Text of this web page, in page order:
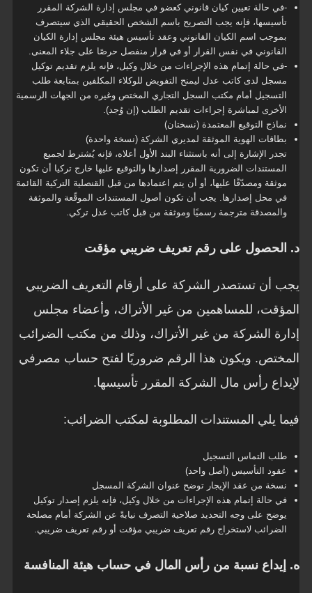
-في حالة تعيين كيان قانوني كعضو في مجلس إدارة الشركة المقرر
تأسيسها، فإنه يجب التصريح باسم الشخص الحقيقي الذي سيتصرف
بموجب اسم الكيان القانوني وعقد تأسيس هيئة مجلس إدارة الكيان
القانوني في نفس القرار أو في قرار منفصل حرصًا على جلاء المعنى.
-في حالة إتمام هذه الإجراءات من خلال وكيل، فإنه يلزم تقديم توكيل
مسجل لدى كاتب عدل ليمنح التفويض للوكلاء المكلفين بمتابعة طلب
التسجيل أمام مكتب السجل التجاري المختص وغيره من الجهات الرسمية
الأخرى لمباشرة إجراءات تقديم الطلب (إن وُجد).
نماذج التوقيع المعتمدة (نسختان)
بطاقات الهوية الموثقة لمديري الشركة (نسخة واحدة)
تجدر الإشارة إلى أنه باستثناء البند الأول أعلاه، فإنه يُشترط لجميع
المستندات الضرورية المقرر إصدارها والتوقيع عليها خارج تركيا أن تكون
موثقة ومصدّقًا عليها، أو أن يتم اعتمادها من قبل القنصلية التركية القائمة
في محل إصدارها. يجب أن تكون أصول المستندات الموقّعة والموثقة
والمصدقة مترجمة رسميًا وموثقة من قبل كاتب عدل تركي.
د. الحصول على رقم تعريف ضريبي مؤقت
يجب أن تستصدر الشركة على أرقام التعريف الضريبي
المؤقت، للمساهمين من غير الأتراك، وأعضاء مجلس
إدارة الشركة من غير الأتراك، وذلك من مكتب الضرائب
المختص. ويكون هذا الرقم ضروريًا لفتح حساب مصرفي
لإيداع رأس مال الشركة المقرر تأسيسها.
فيما يلي المستندات المطلوبة لمكتب الضرائب:
طلب التماس التسجيل
عقود التأسيس (أصل واحد)
نسخة من عقد الإيجار توضح عنوان الشركة المسجل
في حالة إتمام هذه الإجراءات من خلال وكيل، فإنه يلزم إصدار توكيل
يوضح على وجه التحديد صلاحية التصرف نيابةً عن الشركة أمام مصلحة
الضرائب لاستخراج رقم تعريف ضريبي مؤقت أو رقم تعريف ضريبي.
ه. إيداع نسبة من رأس المال في حساب هيئة المنافسة